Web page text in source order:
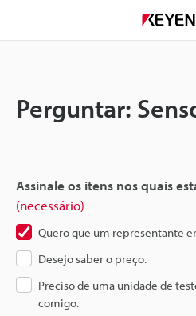
Perguntar:
Assinale os itens nos quais
(necessário)
Quero que um representante
Desejo saber o preço.
Preciso de uma unidade de
comigo.